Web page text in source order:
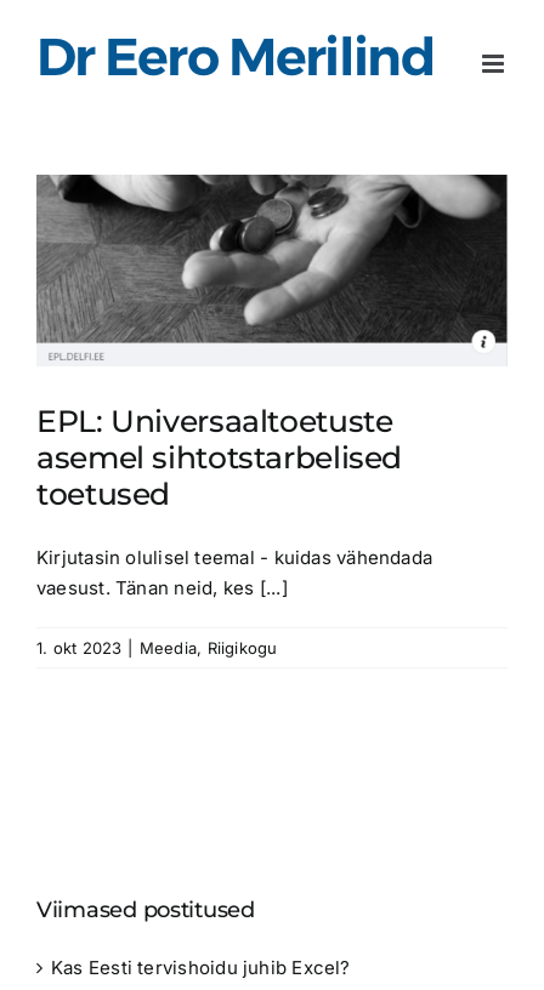
content
EPL: Universaaltoetuste
asemel sihtotstarbelised
toetused
EPL: Universaaltoetuste
asemel sihtotstarbelised
toetused
Kirjutasin olulisel teemal - kuidas vähendada
vaesust. Tänan neid, kes [...]
1. okt 2023 Meedia, Riigikogu
Viimased postitused
Kas Eesti tervishoidu juhib Excel?